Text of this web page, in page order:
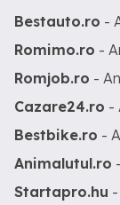
Bestauto.ro -
Romimo.ro -
Romjob.ro -
Cazare24.ro -
Bestbike.ro -
Animalutul.ro
Startapro.hu